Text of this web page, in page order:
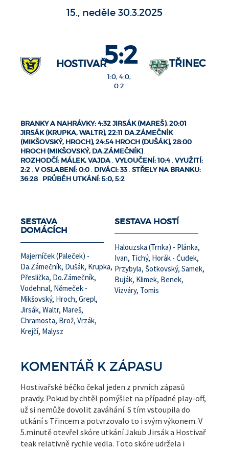
15., neděle 30.3.2025
HOSTIVAŘ5:2
1:0, 4:0,
0:2
TŘINEC
BRANKY A NAHRÁVKY: 4:32 JIRSÁK (MAREŠ), 20:01
JIRSÁK (KRUPKA, WALTR), 22:11 DA.ZÁMEČNÍK
(MIKŠOVSKÝ, HROCH), 24:54 HROCH (DUŠÁK), 28:00
HROCH (MIKŠOVSKÝ, DA.ZÁMEČNÍK).
ROZHODČÍ: MÁLEK, VAJDA. VYLOUČENÍ: 10:4. VYUŽITÍ:
2:2. V OSLABENÍ: 0:0. DIVÁCI: 33. STŘELY NA BRANKU:
36:28. PRŮBĚH UTKÁNÍ: 5:0, 5:2.
SESTAVA
DOMÁCÍCH
Majerníček (Paleček) -
Da.Zámečník, Dušák, Krupka,
Přeslička, Do.Zámečník,
Vodehnal, Němeček -
Mikšovský, Hroch, Grepl,
Jirsák, Waltr, Mareš,
Chramosta, Brož, Vrzák,
Krejčí, Malysz
SESTAVA HOSTÍ
Halouzska (Trnka) - Plánka,
Ivan, Tichý, Horák - Čudek,
Przybyla, Šotkovský, Samek,
Buják, Klimek, Benek,
Vizváry, Tomis
KOMENTÁŘ K ZÁPASU
Hostivařské béčko čekal jeden z prvních zápasů
pravdy. Pokud by chtěl pomýšlet na případné play-off,
už si nemůže dovolit zaváhání. S tím vstoupila do
utkání s Třincem a potvrzovalo to i svým výkonem. V
5.minutě otevřel skóre utkání Jakub Jirsák a Hostivař
teak relativně rychle vedla. Toto skóre udržela i